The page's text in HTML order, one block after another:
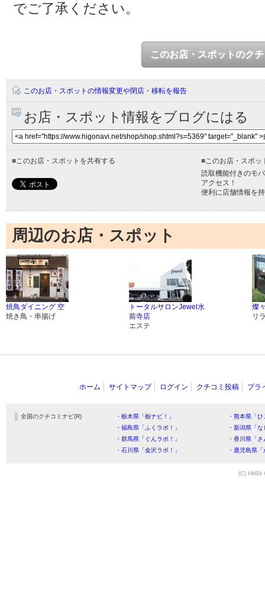
でご了承ください。
このお店・スポットのク
このお店・スポットの情報変更や閉店・移転を報告
お店・スポット情報をブログにはる
■このお店・スポットを共有する ■このお店・スポッ
読取機能付きのモ
アクセス！
便利に店舗情報を
周辺のお店・スポット
焼鳥ダイニング 空
焼き鳥・串揚げ
トータルサロンJewel水
前寺店
エステ
燦
リ
ホーム サイトマップ ログイン クチコミ投稿 プラ
全国のクチコミナビ(R) ・栃木県「栃ナビ！」
・熊本県「
・福島県「ふくラボ！」
・新潟県「
・群馬県「ぐんラボ！」
・香川県「
・石川県「金沢ラボ！」
・鹿児島県
(C) HitBit